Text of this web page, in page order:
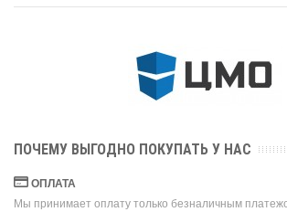
ПОЧЕМУ ВЫГОДНО ПОКУПАТЬ У НАС
ОПЛАТА
Мы принимает оплату только безналичным